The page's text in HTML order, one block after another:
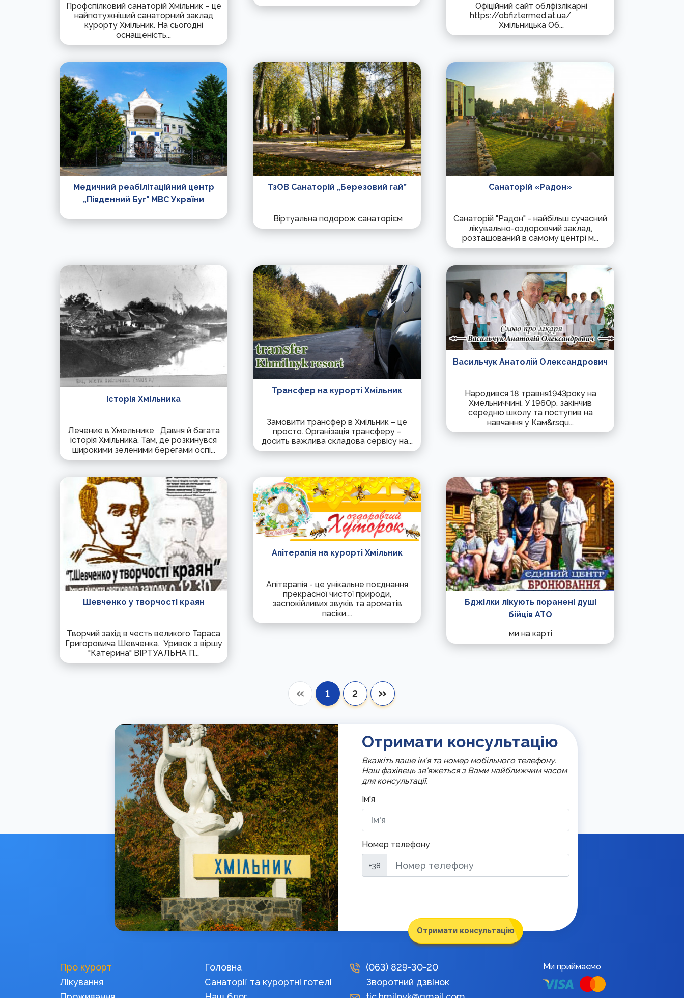
Профспілковий санаторій Хмільник – це
найпотужніший санаторний заклад
курорту Хмільник. На сьогодні
оснащеність...
Офіційний сайт облфізлікарні
https://obfiztermed.at.ua/
Хмільницька Об...
Медичний реабілітаційний центр
„Південний Буг" МВС України
ТзОВ Санаторій „Березовий гай”
Віртуальна подорож санаторієм
Санаторій «Радон»
Санаторій "Радон" - найбільш сучасний
лікувально-оздоровчий заклад,
розташований в самому центрі м...
Історія Хмільника
Лечение в Хмельнике Давня й багата
історія Хмільника. Там, де розкинувся
широкими зеленими берегами оспі...
Трансфер на курорті Хмільник
Замовити трансфер в Хмільник – це
просто. Організація трансферу –
досить важлива складова сервісу на...
Васильчук Анатолій Олександрович
Народився 18 травня1943року на
Хмельниччині. У 1960р. закінчив
середню школу та поступив на
навчання у Кам&rsqu...
Шевченко у творчості краян
Творчий захід в честь великого Тараса
Григоровича Шевченка. Уривок з віршу
"Катерина" ВІРТУАЛЬНА П...
Апітерапія на курорті Хмільник
Апітерапія - це унікальне поєднання
прекрасної чистої природи,
заспокійливих звуків та ароматів
пасіки,...
Бджілки лікують поранені душі
бійців АТО
ми на карті
« 1 2 »
Отримати консультацію
Вкажіть ваше ім'я та номер мобільного телефону.
Наш фахівець зв'яжеться з Вами найближчим часом
для консультації.
Ім'я
Номер телефону
+38
Отримати консультацію
Про курорт
Лікування
Головна
Санаторії та курортні готелі
(063) 829-30-20
Зворотний дзвінок
Ми приймаємо